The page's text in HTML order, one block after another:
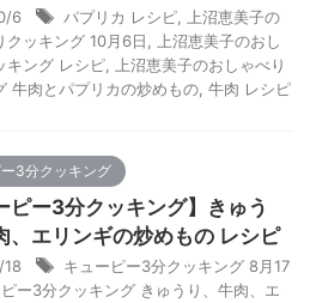
6 パプリカ レシピ
上沼恵美子の
クッキング 10月6日
上沼恵美子のおし
キング レシピ
上沼恵美子のおしゃべり
牛肉とパプリカの炒めもの 牛肉 レシピ
3分クッキング
ピー3分クッキング】きゅう
、エリンギの炒めもの レシピ
18
キューピー3分クッキング 8月17
ー3分クッキング きゅうり、牛肉、エ